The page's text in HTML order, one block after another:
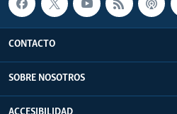
CONTACTO
SOBRE NOSOTROS